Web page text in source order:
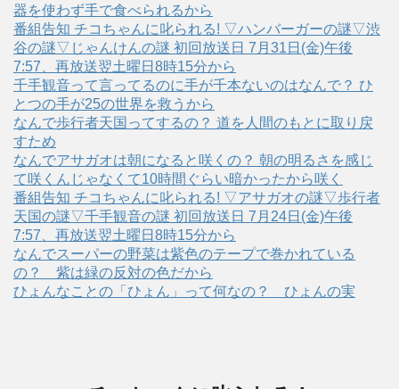
器を使わず手で食べられるから
番組告知 チコちゃんに叱られる! ▽ハンバーガーの謎▽渋
谷の謎▽じゃんけんの謎 初回放送日 7月31日(金)午後
7:57、再放送翌土曜日8時15分から
千手観音って言ってるのに手が千本ないのはなんで？ ひ
とつの手が25の世界を救うから
なんで歩行者天国ってするの？ 道を人間のもとに取り戻
すため
なんでアサガオは朝になると咲くの？ 朝の明るさを感じ
て咲くんじゃなくて10時間ぐらい暗かったから咲く
番組告知 チコちゃんに叱られる! ▽アサガオの謎▽歩行者
天国の謎▽千手観音の謎 初回放送日 7月24日(金)午後
7:57、再放送翌土曜日8時15分から
なんでスーパーの野菜は紫色のテープで巻かれている
の？ 紫は緑の反対の色だから
ひょんなことの「ひょん」って何なの？ ひょんの実